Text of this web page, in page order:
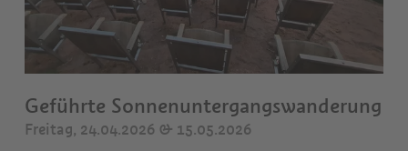
Geführte Sonnenuntergangswanderung
Freitag, 24.04.2026 & 15.05.2026